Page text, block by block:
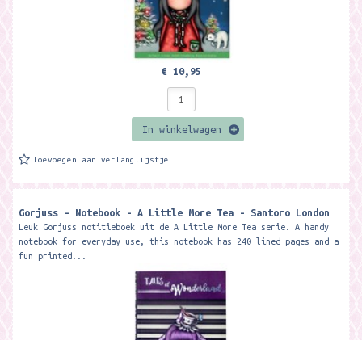
€ 10,95
In winkelwagen
Toevoegen aan verlanglijstje
Gorjuss - Notebook - A Little More Tea - Santoro London
Leuk Gorjuss notitieboek uit de A Little More Tea serie. A handy
notebook for everyday use, this notebook has 240 lined pages and a
fun printed...